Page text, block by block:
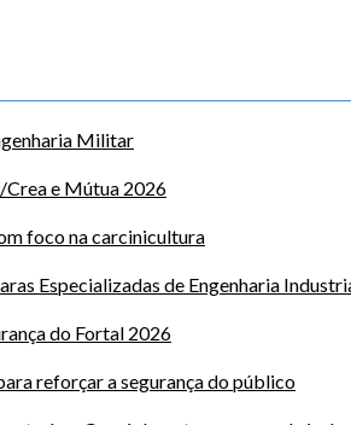
Militar
Crea e Mútua 2026
foco na carcinicultura
Especializadas de Engenharia
do Fortal 2026
reforçar a segurança do público